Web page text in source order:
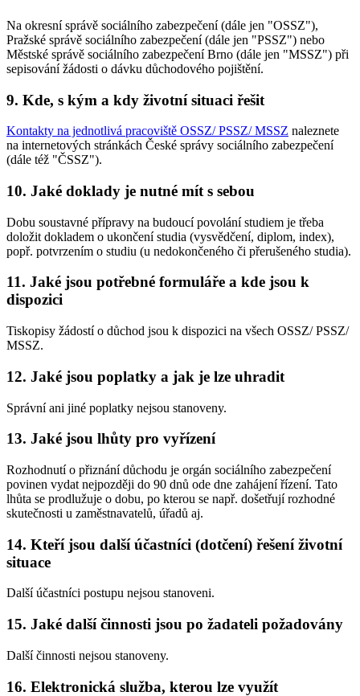
Na okresní správě sociálního zabezpečení (dále jen "OSSZ"),
Pražské správě sociálního zabezpečení (dále jen "PSSZ") nebo
Městské správě sociálního zabezpečení Brno (dále jen "MSSZ") při
sepisování žádosti o dávku důchodového pojištění.
9. Kde, s kým a kdy životní situaci řešit
Kontakty na jednotlivá pracoviště OSSZ/ PSSZ/ MSSZ naleznete
na internetových stránkách České správy sociálního zabezpečení
(dále též "ČSSZ").
10. Jaké doklady je nutné mít s sebou
Dobu soustavné přípravy na budoucí povolání studiem je třeba
doložit dokladem o ukončení studia (vysvědčení, diplom, index),
popř. potvrzením o studiu (u nedokončeného či přerušeného studia).
11. Jaké jsou potřebné formuláře a kde jsou k
dispozici
Tiskopisy žádostí o důchod jsou k dispozici na všech OSSZ/ PSSZ/
MSSZ.
12. Jaké jsou poplatky a jak je lze uhradit
Správní ani jiné poplatky nejsou stanoveny.
13. Jaké jsou lhůty pro vyřízení
Rozhodnutí o přiznání důchodu je orgán sociálního zabezpečení
povinen vydat nejpozději do 90 dnů ode dne zahájení řízení. Tato
lhůta se prodlužuje o dobu, po kterou se např. došetřují rozhodné
skutečnosti u zaměstnavatelů, úřadů aj.
14. Kteří jsou další účastníci (dotčení) řešení životní
situace
Další účastníci postupu nejsou stanoveni.
15. Jaké další činnosti jsou po žadateli požadovány
Další činnosti nejsou stanoveny.
16. Elektronická služba, kterou lze využít